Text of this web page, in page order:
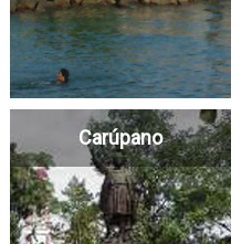
Carúpano